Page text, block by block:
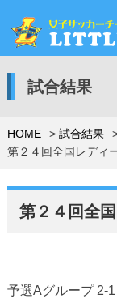
試合結果
HOME
試合結果
第２４回全国レディ
第２４回全
予選Aグループ